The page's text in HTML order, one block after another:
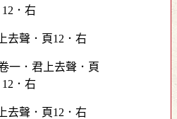
去聲．頁12．右
去聲．頁12．右